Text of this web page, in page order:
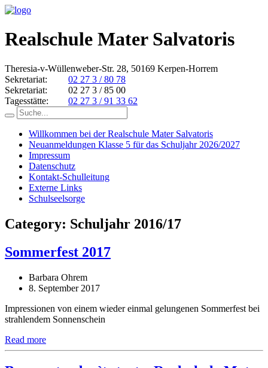
Realschule Mater Salvatoris
Theresia-v-Wüllenweber-Str. 28, 50169 Kerpen-Horrem
Sekretariat:
02 27 3 / 80 78
Sekretariat:
02 27 3 / 85 00
Tagesstätte:
02 27 3 / 91 33 62
Willkommen bei der Realschule Mater Salvatoris
Neuanmeldungen Klasse 5 für das Schuljahr 2026/2027
Impressum
Datenschutz
Kontakt-Schulleitung
Externe Links
Schulseelsorge
Category: Schuljahr 2016/17
Sommerfest 2017
Barbara Ohrem
8. September 2017
Impressionen von einem wieder einmal gelungenen Sommerfest bei
strahlendem Sonnenschein
Read more